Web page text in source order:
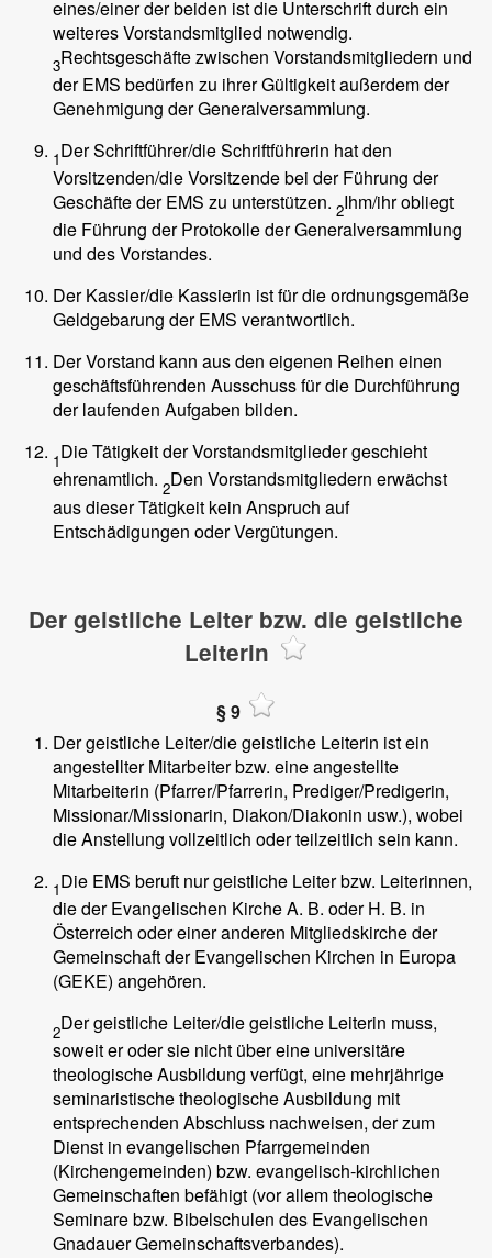
eines/einer der beiden ist die Unterschrift durch ein
weiteres Vorstandsmitglied notwendig.
3Rechtsgeschäfte zwischen Vorstandsmitgliedern und
der EMS bedürfen zu ihrer Gültigkeit außerdem der
Genehmigung der Generalversammlung.
1Der Schriftführer/die Schriftführerin hat den
Vorsitzenden/die Vorsitzende bei der Führung der
Geschäfte der EMS zu unterstützen. 2Ihm/ihr obliegt
die Führung der Protokolle der Generalversammlung
und des Vorstandes.
Der Kassier/die Kassierin ist für die ordnungsgemäße
Geldgebarung der EMS verantwortlich.
Der Vorstand kann aus den eigenen Reihen einen
geschäftsführenden Ausschuss für die Durchführung
der laufenden Aufgaben bilden.
1Die Tätigkeit der Vorstandsmitglieder geschieht
ehrenamtlich. 2Den Vorstandsmitgliedern erwächst
aus dieser Tätigkeit kein Anspruch auf
Entschädigungen oder Vergütungen.
Der geistliche Leiter bzw. die geistliche
Leiterin
§ 9
Der geistliche Leiter/die geistliche Leiterin ist ein
angestellter Mitarbeiter bzw. eine angestellte
Mitarbeiterin (Pfarrer/Pfarrerin, Prediger/Predigerin,
Missionar/Missionarin, Diakon/Diakonin usw.), wobei
die Anstellung vollzeitlich oder teilzeitlich sein kann.
1Die EMS beruft nur geistliche Leiter bzw. Leiterinnen,
die der Evangelischen Kirche A. B. oder H. B. in
Österreich oder einer anderen Mitgliedskirche der
Gemeinschaft der Evangelischen Kirchen in Europa
(GEKE) angehören.
2Der geistliche Leiter/die geistliche Leiterin muss,
soweit er oder sie nicht über eine universitäre
theologische Ausbildung verfügt, eine mehrjährige
seminaristische theologische Ausbildung mit
entsprechenden Abschluss nachweisen, der zum
Dienst in evangelischen Pfarrgemeinden
(Kirchengemeinden) bzw. evangelisch-kirchlichen
Gemeinschaften befähigt (vor allem theologische
Seminare bzw. Bibelschulen des Evangelischen
Gnadauer Gemeinschaftsverbandes).